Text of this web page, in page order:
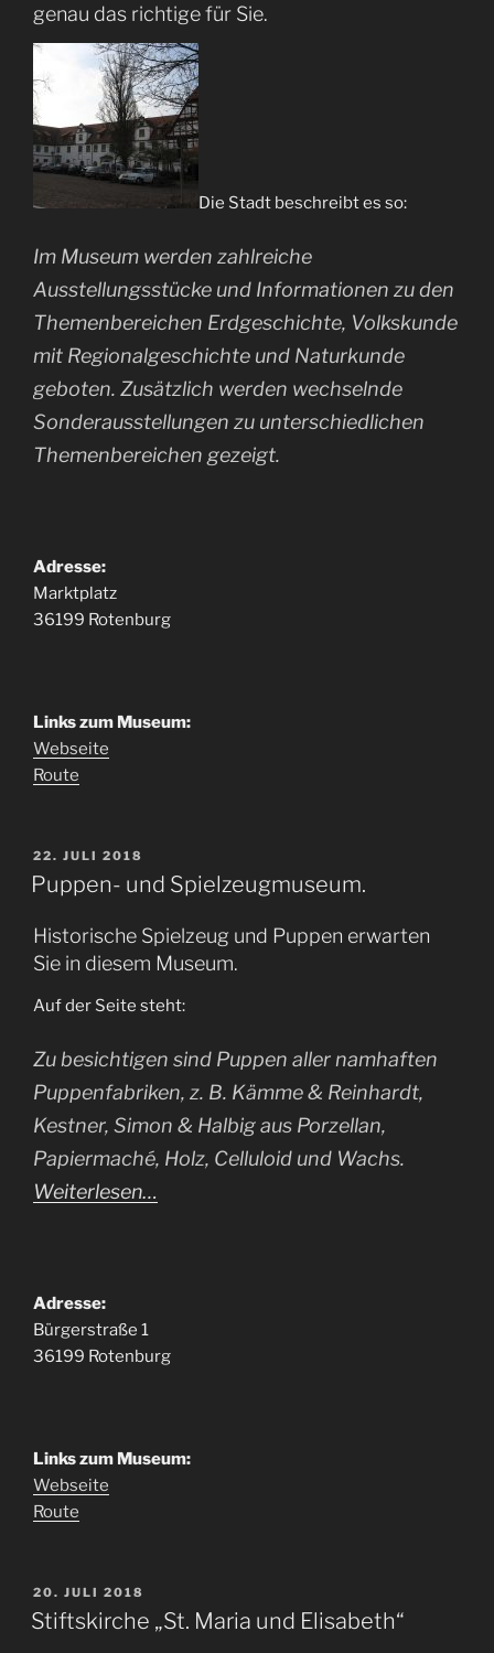
genau das richtige für Sie.
Die Stadt beschreibt es so:
Im Museum werden zahlreiche
Ausstellungsstücke und Informationen zu den
Themenbereichen Erdgeschichte, Volkskunde
mit Regionalgeschichte und Naturkunde
geboten. Zusätzlich werden wechselnde
Sonderausstellungen zu unterschiedlichen
Themenbereichen gezeigt.
Adresse:
Marktplatz
36199 Rotenburg
Links zum Museum:
Webseite
Route
VERÖFFENTLICHT
AM
22. JULI 2018
Puppen- und Spielzeugmuseum.
Historische Spielzeug und Puppen erwarten
Sie in diesem Museum.
Auf der Seite steht:
Zu besichtigen sind Puppen aller namhaften
Puppenfabriken, z. B. Kämme & Reinhardt,
Kestner, Simon & Halbig aus Porzellan,
Papiermaché, Holz, Celluloid und Wachs.
Weiterlesen…
Adresse:
Bürgerstraße 1
36199 Rotenburg
Links zum Museum:
Webseite
Route
VERÖFFENTLICHT
AM
20. JULI 2018
Stiftskirche „St. Maria und Elisabeth“